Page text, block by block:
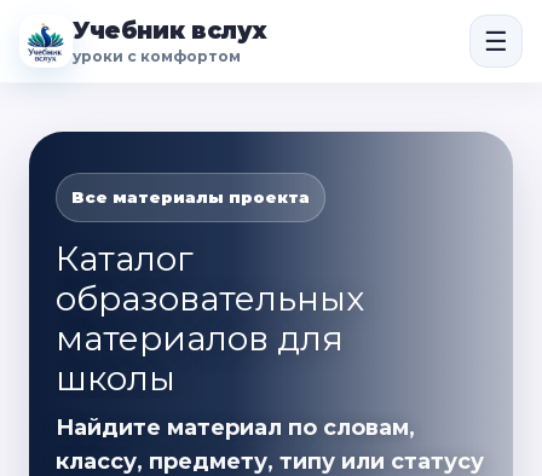
Учебник вслух
уроки с комфортом ☰
Все материалы проекта
Каталог
образовательных
материалов для
школы
Найдите материал по словам,
классу, предмету, типу или статусу